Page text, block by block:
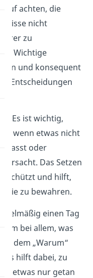
achten, die
nicht
zu
Wichtige
und konsequent
Entscheidungen
Es ist wichtig,
wenn etwas nicht
passt oder
Das Setzen
schützt und hilft,
zu bewahren.
einen Tag
dem bei allem, was
dem „Warum“
hilft dabei, zu
etwas nur getan